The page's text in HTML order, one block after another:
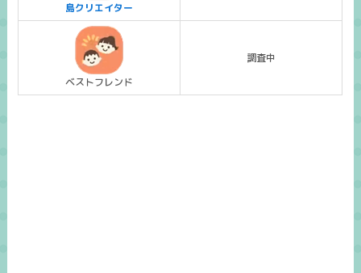
島クリエイター
ベストフレンド
調査中